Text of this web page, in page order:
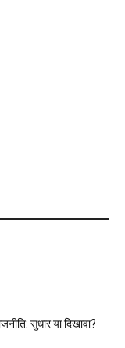
सुधार या दिखावा?